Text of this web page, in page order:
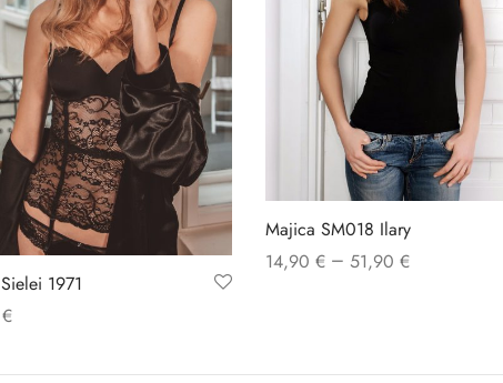
1971
€
Majica SM018 Ilary
14,90 € – 51,90 €